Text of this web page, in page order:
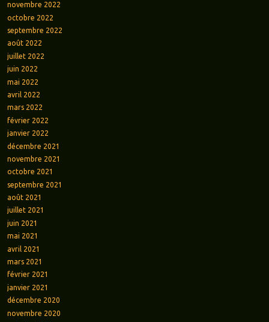
novembre 2022
octobre 2022
septembre 2022
août 2022
juillet 2022
juin 2022
mai 2022
avril 2022
mars 2022
février 2022
janvier 2022
décembre 2021
novembre 2021
octobre 2021
septembre 2021
août 2021
juillet 2021
juin 2021
mai 2021
avril 2021
mars 2021
février 2021
janvier 2021
décembre 2020
novembre 2020